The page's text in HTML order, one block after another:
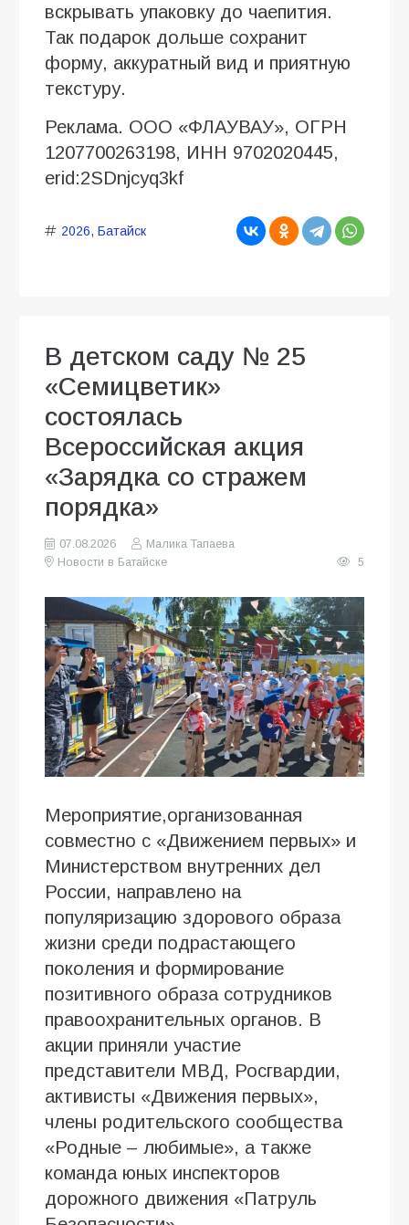
вскрывать упаковку до чаепития.
Так подарок дольше сохранит
форму, аккуратный вид и приятную
текстуру.
Реклама. ООО «ФЛАУВАУ», ОГРН
1207700263198, ИНН 9702020445,
erid:2SDnjcyq3kf
2026, Батайск
В детском саду № 25
«Семицветик»
состоялась
Всероссийская акция
«Зарядка со стражем
порядка»
07.08.2026
Малика Тапаева
Новости в Батайске
5
Мероприятие,организованная
совместно с «Движением первых» и
Министерством внутренних дел
России, направлено на
популяризацию здорового образа
жизни среди подрастающего
поколения и формирование
позитивного образа сотрудников
правоохранительных органов. В
акции приняли участие
представители МВД, Росгвардии,
активисты «Движения первых»,
члены родительского сообщества
«Родные – любимые», а также
команда юных инспекторов
дорожного движения «Патруль